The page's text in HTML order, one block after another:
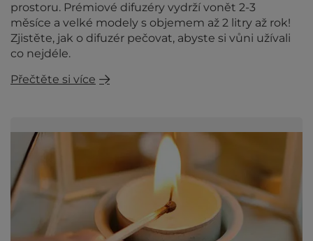
prostoru. Prémiové difuzéry vydrží vonět 2-3
měsíce a velké modely s objemem až 2 litry až rok!
Zjistěte, jak o difuzér pečovat, abyste si vůni užívali
co nejdéle.
Přečtěte si více